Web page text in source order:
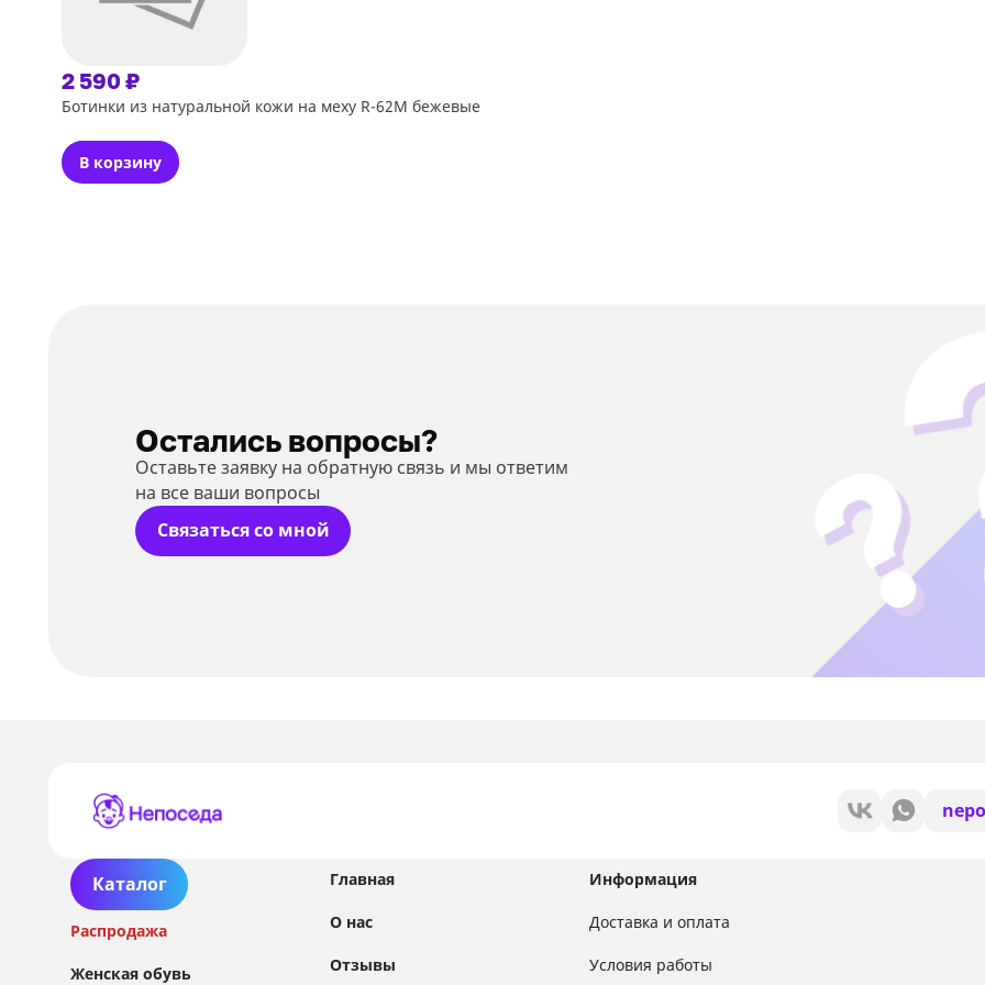
2 590 ₽
Ботинки из натуральной кожи на меху R-62M бежевые
В корзину
Остались вопросы?
Оставьте заявку на обратную связь и мы ответим
на все ваши вопросы
Связаться со мной
Каталог
Распродажа
Женская обувь
Главная
О нас
Отзывы
Информация
Доставка и оплата
Условия работы